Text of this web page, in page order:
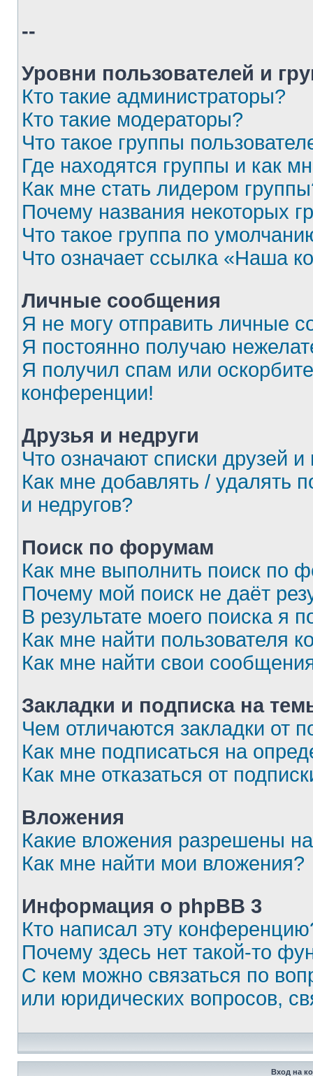
--
Уровни пользователей и
Кто такие администраторы?
Кто такие модераторы?
Что такое группы
Где находятся группы и как
Как мне стать лидером
Почему названия некоторых
Что такое группа по
Что означает ссылка «Наша
Личные сообщения
Я не могу отправить личные
Я постоянно получаю
Я получил спам или
конференции!
Друзья и недруги
Что означают списки друзей и
Как мне добавлять / удалять
и недругов?
Поиск по форумам
Как мне выполнить поиск по
Почему мой поиск не даёт
В результате моего поиска я
Как мне найти пользователя
Как мне найти свои
Закладки и подписка на
Чем отличаются закладки от
Как мне подписаться на
Как мне отказаться от
Вложения
Какие вложения разрешены
Как мне найти мои вложения?
Информация о phpBB 3
Кто написал эту
Почему здесь нет такой-то
С кем можно связаться по
или юридических вопросов,
Вход на